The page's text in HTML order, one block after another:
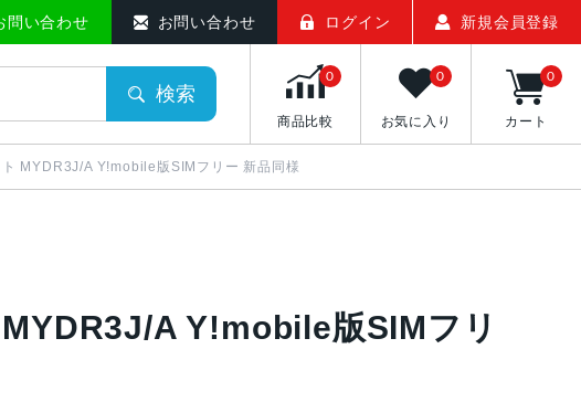
問い合わせ お問い合わせ ログイン 新規会員登録
検索
商品比較
0
お気に入り
0
カート
0
MYDR3J/A Y!mobile版SIMフリー 新品同様
A Y!mobile版SIMフリ